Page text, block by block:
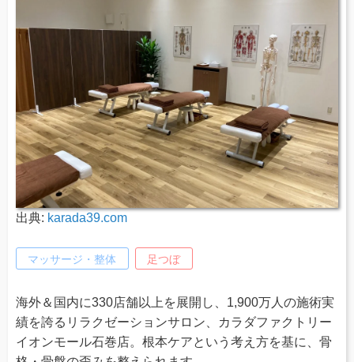
出典: karada39.com
マッサージ・整体 足つぼ
海外＆国内に330店舗以上を展開し、1,900万人の施術実
績を誇るリラクゼーションサロン、カラダファクトリー
イオンモール石巻店。根本ケアという考え方を基に、骨